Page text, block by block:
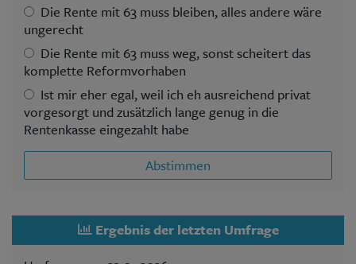
Die Rente mit 63 muss bleiben, alles andere wäre
ungerecht
Die Rente mit 63 muss weg, sonst scheitert das
komplette Reformvorhaben
Ist mir eher egal, weil ich eh ausreichend privat
vorgesorgt und zusätzlich lange genug in die
Rentenkasse eingezahlt habe
Abstimmen
Ergebnis der letzten Umfrage